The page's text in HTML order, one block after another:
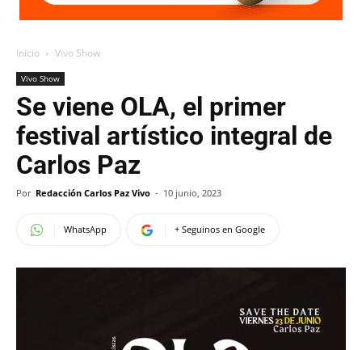
Inicio Vivo Show
Vivo Show
Se viene OLA, el primer
festival artístico integral de
Carlos Paz
Por Redacción Carlos Paz Vivo - 10 junio, 2023
WhatsApp + Seguinos en Google